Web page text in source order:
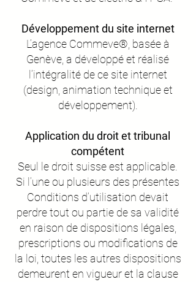
Développement du site internet
L’agence Commeve®, basée à
Genève, a développé et réalisé
l’intégralité de ce site internet
(design, animation technique et
développement).
Application du droit et tribunal
compétent
Seul le droit suisse est applicable.
Si l’une ou plusieurs des présentes
Conditions d’utilisation devait
perdre tout ou partie de sa validité
en raison de dispositions légales,
prescriptions ou modifications de
la loi, toutes les autres dispositions
demeurent en vigueur et la clause